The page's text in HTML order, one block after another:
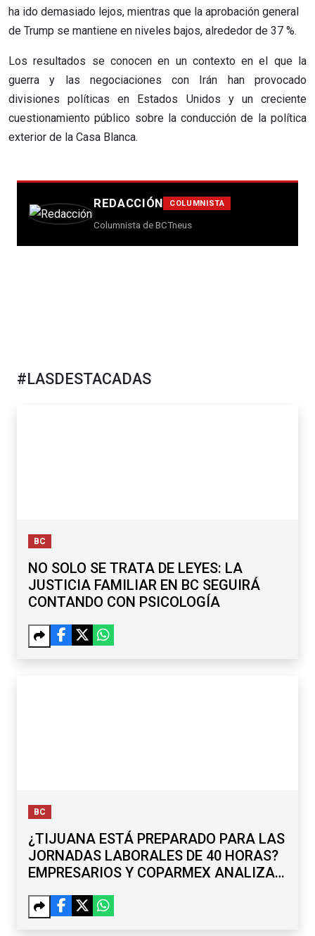
ha ido demasiado lejos, mientras que la aprobación general
de Trump se mantiene en niveles bajos, alrededor de 37 %.
Los resultados se conocen en un contexto en el que la
guerra y las negociaciones con Irán han provocado
divisiones políticas en Estados Unidos y un creciente
cuestionamiento público sobre la conducción de la política
exterior de la Casa Blanca.
REDACCIÓN COLUMNISTA
Columnista de BCTneus
#LASDESTACADAS
BC
NO SOLO SE TRATA DE LEYES: LA
JUSTICIA FAMILIAR EN BC SEGUIRÁ
CONTANDO CON PSICOLOGÍA
BC
¿TIJUANA ESTÁ PREPARADO PARA LAS
JORNADAS LABORALES DE 40 HORAS?
EMPRESARIOS Y COPARMEX ANALIZAN